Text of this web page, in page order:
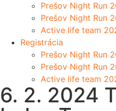
Prešov Night Run
Prešov Night Run
Active life team
Registrácia
Prešov Night Run
Prešov Night Run
Active life team
6. 2. 2024